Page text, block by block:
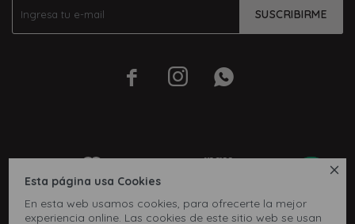

Esta página usa Cookies
En esta web usamos cookies, para ofrecerte la mejor
experiencia online. Las cookies de este sitio web se usan
SUSCRIBIRME
  